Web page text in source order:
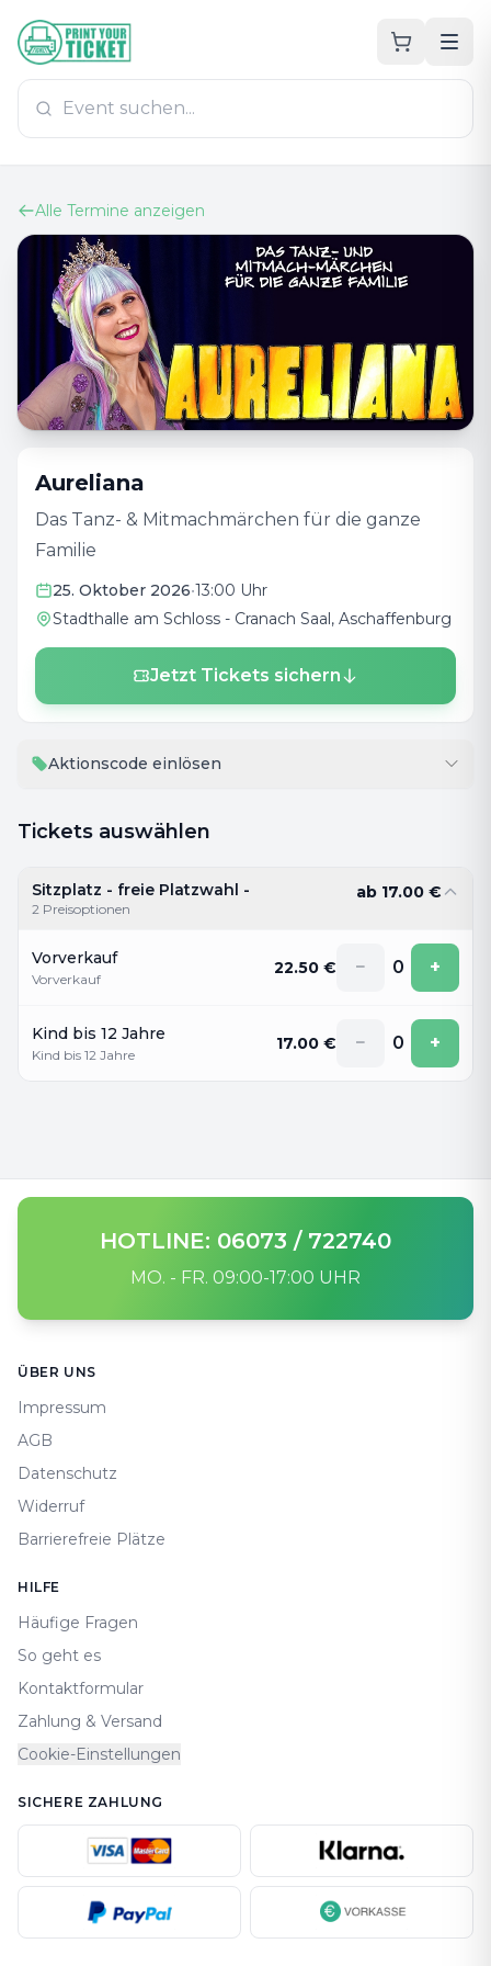
Zum Hauptinhalt
PrintYourTicket
Alle Termine anzeigen
Aureliana
Das Tanz- & Mitmachmärchen für die ganze
Familie
25. Oktober 2026•13:00 Uhr
Stadthalle am Schloss - Cranach Saal, Aschaffenburg
Jetzt Tickets sichern
Aktionscode einlösen
Tickets auswählen
Sitzplatz - freie Platzwahl -
2 Preisoptionen
ab 17.00 €
Vorverkauf
Vorverkauf
22.50 € − 0 +
Kind bis 12 Jahre
Kind bis 12 Jahre
17.00 € − 0 +
HOTLINE: 06073 / 722740
MO. - FR. 09:00-17:00 UHR
ÜBER UNS
Impressum
AGB
Datenschutz
Widerruf
Barrierefreie Plätze
HILFE
Häufige Fragen
So geht es
Kontaktformular
Zahlung & Versand
Cookie-Einstellungen
SICHERE ZAHLUNG